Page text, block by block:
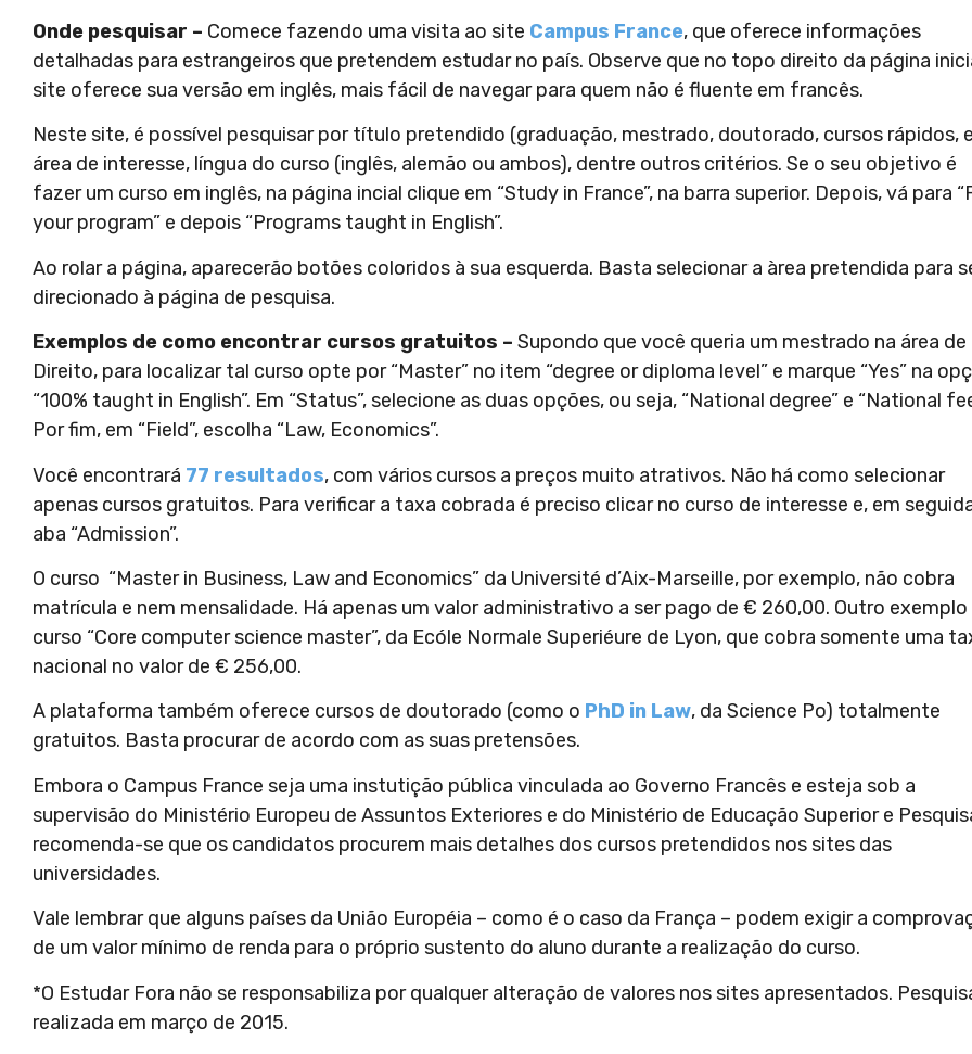
Onde pesquisar – Comece fazendo uma visita ao site Campus France, que oferece informações
detalhadas para estrangeiros que pretendem estudar no país. Observe que no topo direito da página
site oferece sua versão em inglês, mais fácil de navegar para quem não é fluente em francês.
Neste site, é possível pesquisar por título pretendido (graduação, mestrado, doutorado, cursos rápidos,
área de interesse, língua do curso (inglês, alemão ou ambos), dentre outros critérios. Se o seu objetivo é
fazer um curso em inglês, na página incial clique em “Study in France”, na barra superior. Depois, vá para
your program” e depois “Programs taught in English”.
Ao rolar a página, aparecerão botões coloridos à sua esquerda. Basta selecionar a àrea pretendida para
direcionado à página de pesquisa.
Exemplos de como encontrar cursos gratuitos – Supondo que você queria um mestrado na área de
Direito, para localizar tal curso opte por “Master” no item “degree or diploma level” e marque “Yes” na
“100% taught in English”. Em “Status”, selecione as duas opções, ou seja, “National degree” e “National
Por fim, em “Field”, escolha “Law, Economics”.
Você encontrará 77 resultados, com vários cursos a preços muito atrativos. Não há como selecionar
apenas cursos gratuitos. Para verificar a taxa cobrada é preciso clicar no curso de interesse e, em
aba “Admission”.
O curso “Master in Business, Law and Economics” da Université d’Aix-Marseille, por exemplo, não cobra
matrícula e nem mensalidade. Há apenas um valor administrativo a ser pago de € 260,00. Outro exemplo
curso “Core computer science master”, da Ecóle Normale Superiéure de Lyon, que cobra somente uma
nacional no valor de € 256,00.
A plataforma também oferece cursos de doutorado (como o PhD in Law, da Science Po) totalmente
gratuitos. Basta procurar de acordo com as suas pretensões.
Embora o Campus France seja uma instutição pública vinculada ao Governo Francês e esteja sob a
supervisão do Ministério Europeu de Assuntos Exteriores e do Ministério de Educação Superior e
recomenda-se que os candidatos procurem mais detalhes dos cursos pretendidos nos sites das
universidades.
Vale lembrar que alguns países da União Européia – como é o caso da França – podem exigir a
de um valor mínimo de renda para o próprio sustento do aluno durante a realização do curso.
*O Estudar Fora não se responsabiliza por qualquer alteração de valores nos sites apresentados.
realizada em março de 2015.